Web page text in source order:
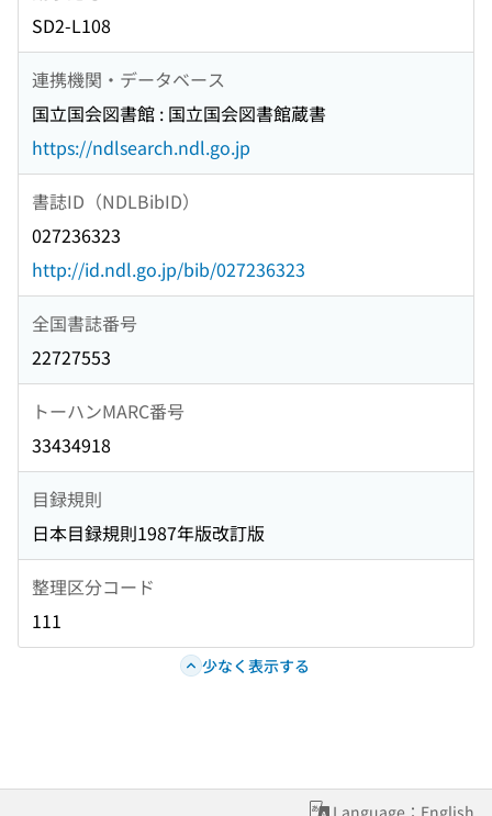
SD2-L108
連携機関・データベース
国立国会図書館 : 国立国会図書館蔵書
https://ndlsearch.ndl.go.jp
書誌ID（NDLBibID）
027236323
http://id.ndl.go.jp/bib/027236323
全国書誌番号
22727553
トーハンMARC番号
33434918
目録規則
日本目録規則1987年版改訂版
整理区分コード
111
少なく表示する